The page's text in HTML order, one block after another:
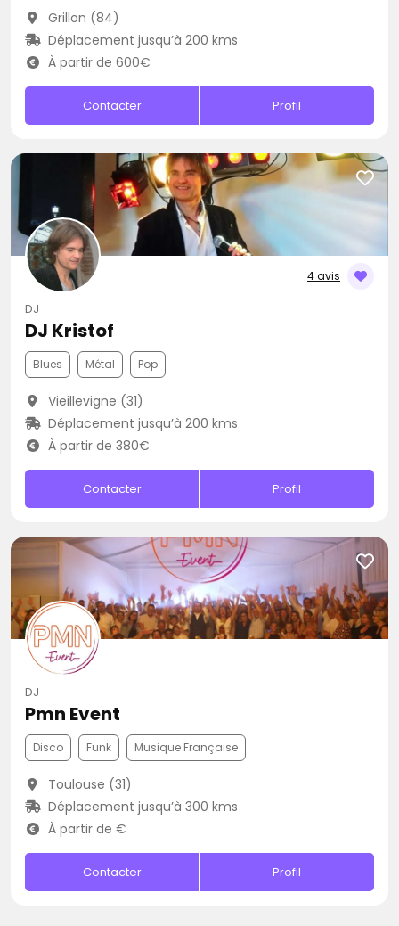
Grillon (84)
Déplacement jusqu’à 200 kms
À partir de 600€
Contacter Profil
4 avis
DJ
DJ Kristof
Blues Métal Pop
Vieillevigne (31)
Déplacement jusqu’à 200 kms
À partir de 380€
Contacter Profil
DJ
Pmn Event
Disco Funk Musique Française
Toulouse (31)
Déplacement jusqu’à 300 kms
À partir de €
Contacter Profil